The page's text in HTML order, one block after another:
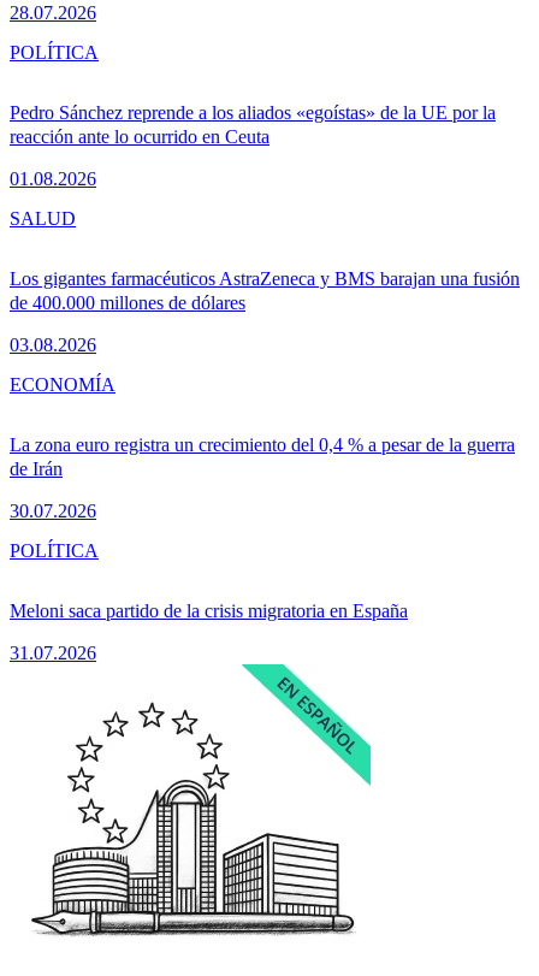
28.07.2026
Pedro Sánchez reprende a los aliados «egoístas» de la UE por la
reacción ante lo ocurrido en Ceuta
01.08.2026
POLÍTICA
Los gigantes farmacéuticos AstraZeneca y BMS barajan una fusión
de 400.000 millones de dólares
03.08.2026
SALUD
La zona euro registra un crecimiento del 0,4 % a pesar de la guerra
de Irán
30.07.2026
ECONOMÍA
Meloni saca partido de la crisis migratoria en España
31.07.2026
POLÍTICA